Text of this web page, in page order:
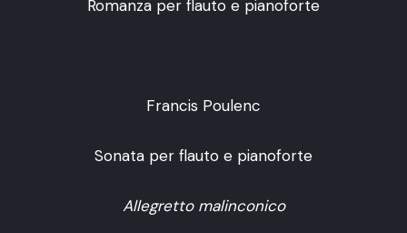
Romanza per flauto e pianoforte
Francis Poulenc
Sonata per flauto e pianoforte
Allegretto malinconico